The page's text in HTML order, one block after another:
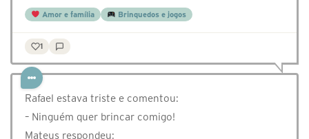
Amor e família Brinquedos e jogos
1
Rafael estava triste e comentou:
– Ninguém quer brincar comigo!
Mateus respondeu: